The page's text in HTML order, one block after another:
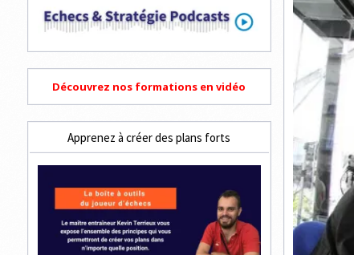
Découvrez nos formations en vidéo
Apprenez à créer des plans forts